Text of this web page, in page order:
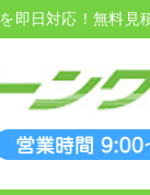
即日対応！無料見